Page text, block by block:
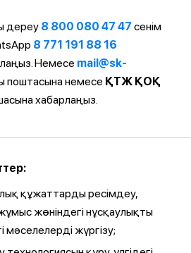
дереу 8 800 080 47 47 сенім
8 771 191 88 16
Немесе mail@sk-
поштасына немесе ҚТЖ ҚОҚ
хабарлаңыз.
құжаттарды ресімдеу,
жөніндегі нұсқаулықты
мәселелерді жүргізу;